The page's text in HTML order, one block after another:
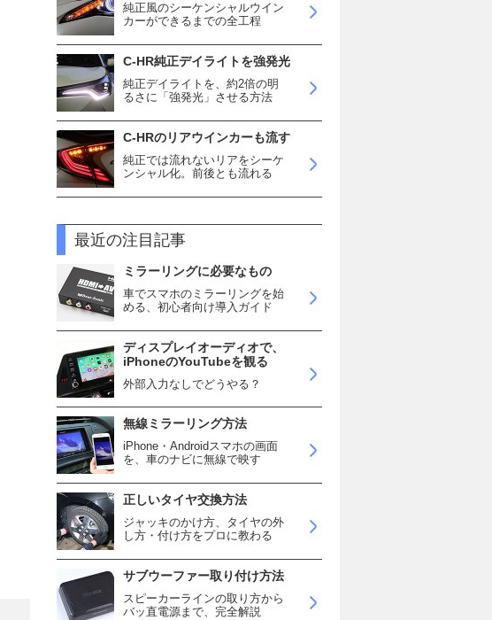
純正風のシーケンシャルウイン
カーができるまでの全工程
C-HR純正デイライトを強発光
純正デイライトを、約2倍の明
るさに「強発光」させる方法
C-HRのリアウインカーも流す
純正では流れないリアをシーケ
ンシャル化。前後とも流れる
最近の注目記事
ミラーリングに必要なもの
車でスマホのミラーリングを始
める、初心者向け導入ガイド
ディスプレイオーディオで、
iPhoneのYouTubeを観る
外部入力なしでどうやる？
無線ミラーリング方法
iPhone・Androidスマホの画面
を、車のナビに無線で映す
正しいタイヤ交換方法
ジャッキのかけ方、タイヤの外
し方・付け方をプロに教わる
サブウーファー取り付け方法
スピーカーラインの取り方から
バッ直電源まで、完全解説